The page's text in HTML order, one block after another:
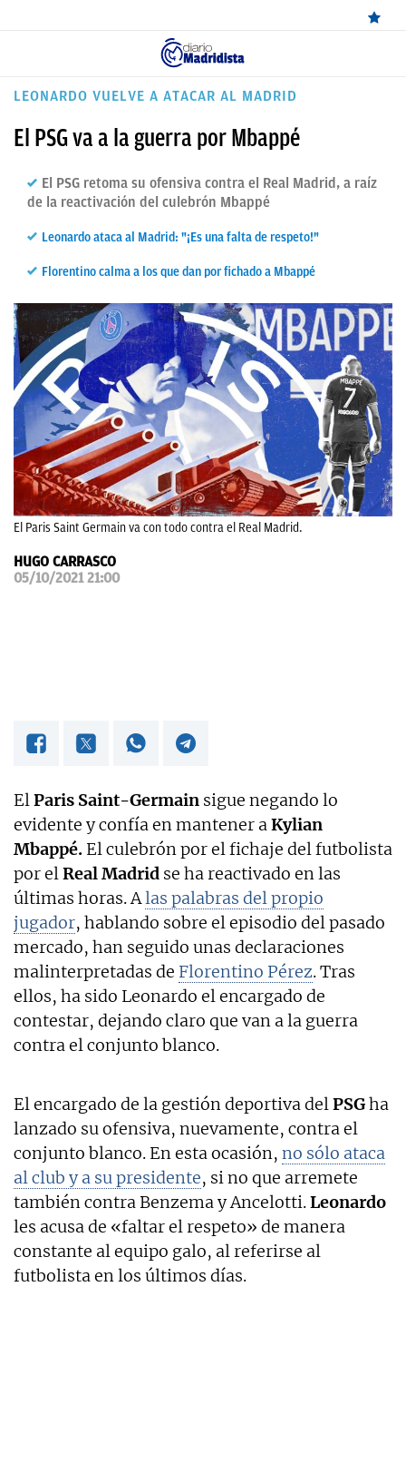
ÚLTIMAS
MADRID
DIRECTO
FEMENINO
PAPARAZZI
OKDIARIO
LEONARDO VUELVE A ATACAR AL MADRID
El PSG va a la guerra por Mbappé
El PSG retoma su ofensiva contra el Real Madrid, a raíz
de la reactivación del culebrón Mbappé
Leonardo ataca al Madrid: "¡Es una falta de respeto!"
Florentino calma a los que dan por fichado a Mbappé
El Paris Saint Germain va con todo contra el Real Madrid.
HUGO CARRASCO
05/10/2021 21:00
ElParis Saint-Germain sigue negando lo
evidente y confía en mantener aKylian
Mbappé. El culebrón por el fichaje del futbolista
por elReal Madrid se ha reactivado en las
últimas horas. Alas palabras del propio
jugador, hablando sobre el episodio del pasado
mercado, han seguido unas declaraciones
malinterpretadas de Florentino Pérez. Tras
ellos, ha sido Leonardo el encargado de
contestar, dejando claro que van a la guerra
contra el conjunto blanco.
El encargado de la gestión deportiva delPSGha
lanzado su ofensiva, nuevamente, contra el
conjunto blanco. En esta ocasión, no sólo ataca
al club y a su presidente, si no que arremete
también contra Benzema y Ancelotti.Leonardo
les acusa de «faltar el respeto» de manera
constante al equipo galo, al referirse al
futbolista en los últimos días.